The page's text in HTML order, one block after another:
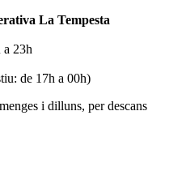
La Tempesta
a 23h
de 17h a 00h)
i dilluns, per descans